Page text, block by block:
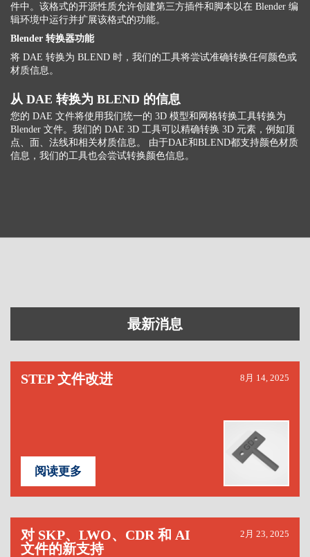
件中。该格式的开源性质允许创建第三方插件和脚本以在 Blender 编
辑环境中运行并扩展该格式的功能。
Blender 转换器功能
将 DAE 转换为 BLEND 时，我们的工具将尝试准确转换任何颜色或
材质信息。
从 DAE 转换为 BLEND 的信息
您的 DAE 文件将使用我们统一的 3D 模型和网格转换工具转换为
Blender 文件。我们的 DAE 3D 工具可以精确转换 3D 元素，例如顶
点、面、法线和相关材质信息。 由于DAE和BLEND都支持颜色材质
信息，我们的工具也会尝试转换颜色信息。
最新消息
STEP 文件改进 8月 14, 2025
阅读更多
对 SKP、LWO、CDR 和 AI
文件的新支持
2月 23, 2025